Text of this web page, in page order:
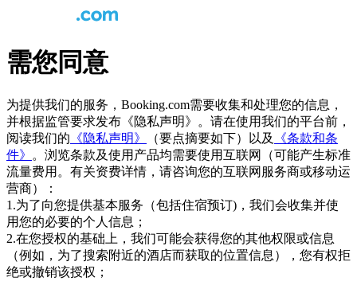
需您同意
为提供我们的服务，Booking.com需要收集和处理您的信息，
并根据监管要求发布《隐私声明》。请在使用我们的平台前，
阅读我们的 《隐私声明》 （要点摘要如下）以及
《条款和条
件》
。浏览条款及使用产品均需要使用互联网（可能产生标准
流量费用。有关资费详情，请咨询您的互联网服务商或移动运
营商）：
1.为了向您提供基本服务（包括住宿预订)，我们会收集并使
用您的必要的个人信息；
2.在您授权的基础上，我们可能会获得您的其他权限或信息
（例如，为了搜索附近的酒店而获取的位置信息），您有权拒
绝或撤销该授权；